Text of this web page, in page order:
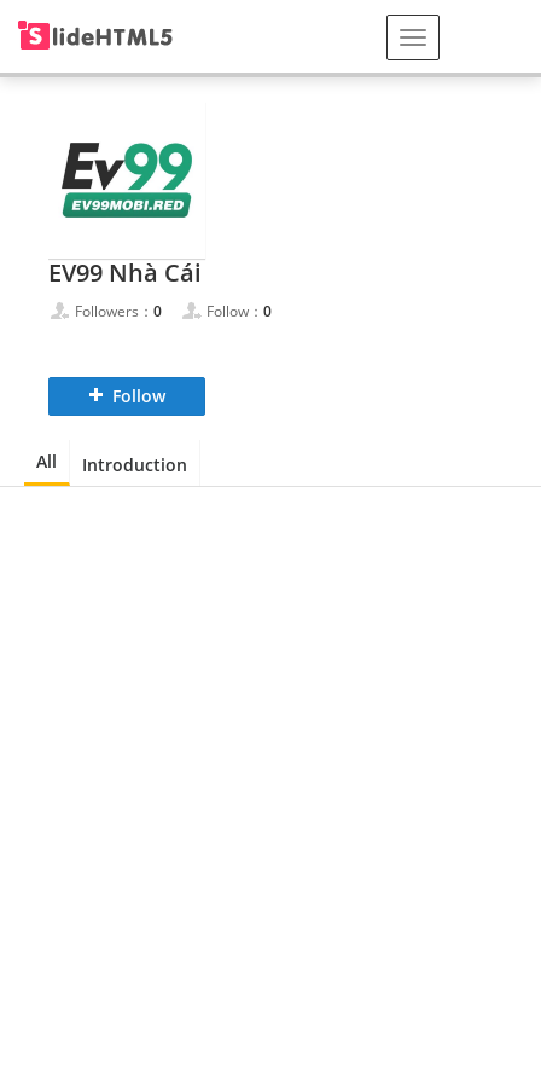
EV99 Nhà Cái
Followers： 0 Follow： 0
Follow
All Introduction